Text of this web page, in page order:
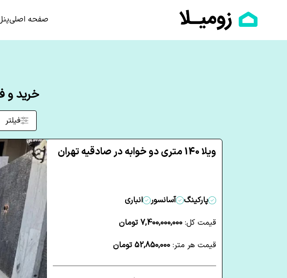
صفحه اصلی
خرید و
فیلتر
ویلا 140 متری دو خوابه در صادقیه تهران
پارکینگ آسانسور
انباری
قیمت کل: 7,400,000,000 تومان
قیمت هر متر: 52,850,000 تومان